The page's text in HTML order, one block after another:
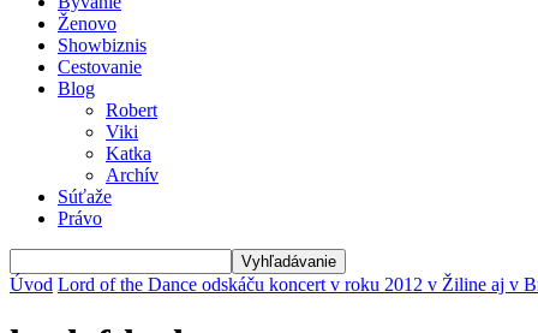
Ženovo
Showbiznis
Cestovanie
Blog
Robert
Viki
Katka
Archív
Súťaže
Právo
Úvod Lord of the Dance odskáču koncert v roku 2012 v Žiline aj v